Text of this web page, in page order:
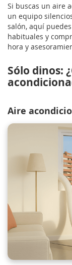
Si buscas un aire
un equipo
salón, aquí
habituales y
hora y
Sólo dinos:
Aire